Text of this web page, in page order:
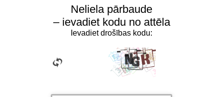
Neliela pārbaude
– ievadiet kodu no attēla
Ievadiet drošības kodu: